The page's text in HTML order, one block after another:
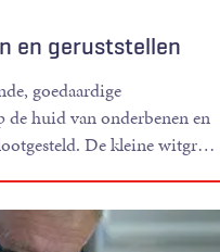
en geruststellen
goedaardige
huid van onderbenen en
De kleine witgr…